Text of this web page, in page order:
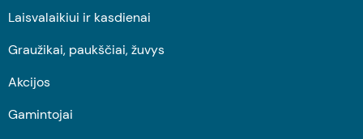
Laisvalaikiui ir kasdienai
Graužikai, paukščiai, žuvys
Akcijos
Gamintojai